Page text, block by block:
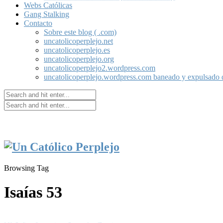
Webs Católicas
Gang Stalking
Contacto
Sobre este blog ( .com)
uncatolicoperplejo.net
uncatolicoperplejo.es
uncatolicoperplejo.org
uncatolicoperplejo2.wordpress.com
uncatolicoperplejo.wordpress.com baneado y expulsado
Browsing Tag
Isaías 53